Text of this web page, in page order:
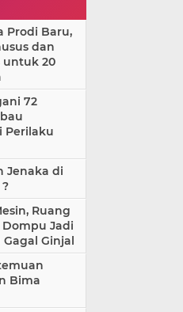
Prodi Baru,
dan
untuk 20
72
Perilaku
Jenaka di
Ruang
Dompu Jadi
Ginjal
Bima